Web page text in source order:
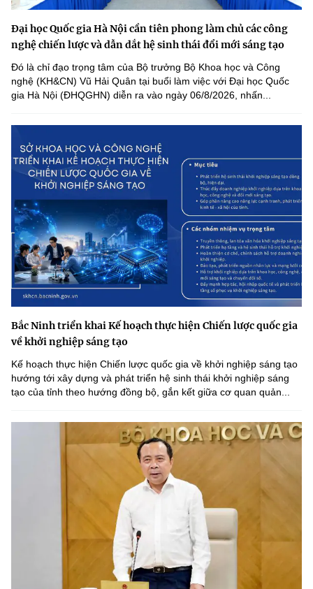
Đại học Quốc gia Hà Nội cần tiên phong làm chủ các công
nghệ chiến lược và dẫn dắt hệ sinh thái đổi mới sáng tạo
Đó là chỉ đạo trọng tâm của Bộ trưởng Bộ Khoa học và Công
nghệ (KH&CN) Vũ Hải Quân tại buổi làm việc với Đại học Quốc
gia Hà Nội (ĐHQGHN) diễn ra vào ngày 06/8/2026, nhấn...
Bắc Ninh triển khai Kế hoạch thực hiện Chiến lược quốc gia
về khởi nghiệp sáng tạo
Kế hoạch thực hiện Chiến lược quốc gia về khởi nghiệp sáng tạo
hướng tới xây dựng và phát triển hệ sinh thái khởi nghiệp sáng
tạo của tỉnh theo hướng đồng bộ, gắn kết giữa cơ quan quản...